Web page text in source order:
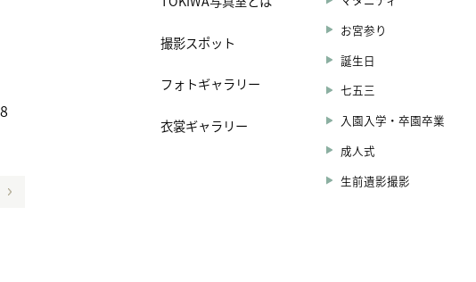
撮影スポット
フォトギャラリー
衣裳ギャラリー
お宮参り
誕生日
七五三
入園入学・卒園卒業
成人式
生前遺影撮影